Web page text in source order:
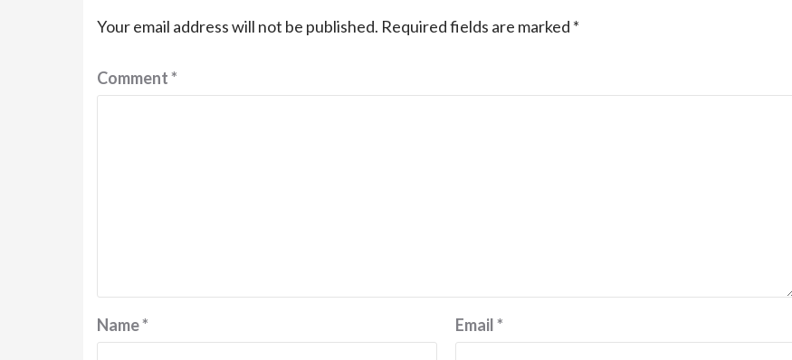
Your email address will not be published. Required fields are marked *
Comment*
Name* Email*